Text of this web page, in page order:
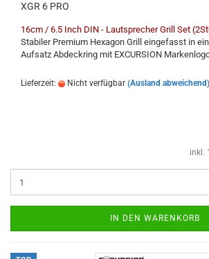
XGR 6 PRO
16cm / 6.5 Inch DIN - Lautsprecher Grill Set
Stabiler Premium Hexagon Grill eingefasst in
Aufsatz Abdeckring mit EXCURSION
Lieferzeit: Nicht verfügbar (Ausland abweichend)
inkl.
IN DEN WARENKORB